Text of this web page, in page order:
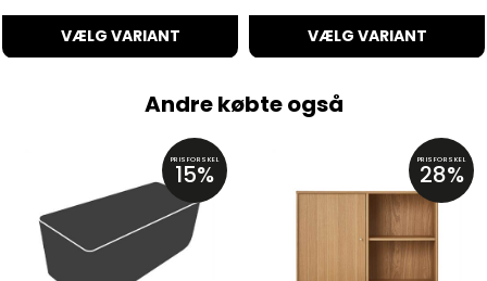
VÆLG VARIANT VÆLG VARIANT
Andre købte også
PRISFORSKEL
15% PRISFORSKEL
28%